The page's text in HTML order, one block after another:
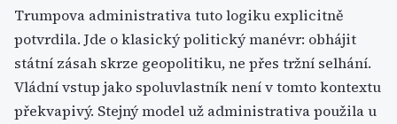
Trumpova administrativa tuto logiku explicitně
potvrdila. Jde o klasický politický manévr: obhájit
státní zásah skrze geopolitiku, ne přes tržní selhání.
Vládní vstup jako spoluvlastník není v tomto kontextu
překvapivý. Stejný model už administrativa použila u